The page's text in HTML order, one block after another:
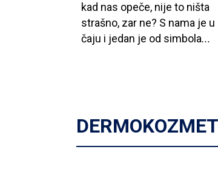
kad nas opeče, nije to ništa
strašno, zar ne? S nama je u
čaju i jedan je od simbola...